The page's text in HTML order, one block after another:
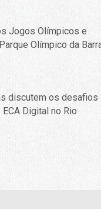
Jogos Olímpicos e
Olímpico da
discutem os desafios
Digital no Rio